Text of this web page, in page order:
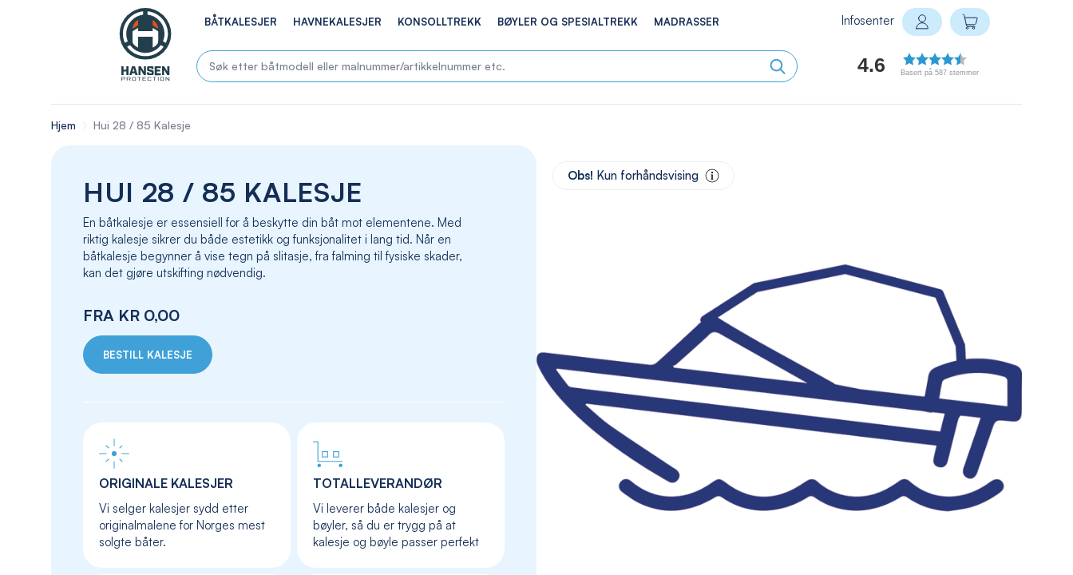
BÅTKALESJER HAVNEKALESJER KONSOLLTREKK BØYLER OG SPESIALTREKK MADRASSER
4.6 Basert på 587 stemmer
Infosenter
Logg inn
Min handlekurv
Hjem Hui 28 / 85 Kalesje
HUI 28 / 85 KALESJE
En båtkalesje er essensiell for å beskytte din båt mot elementene. Med
riktig kalesje sikrer du både estetikk og funksjonalitet i lang tid. Når en
båtkalesje begynner å vise tegn på slitasje, fra falming til fysiske skader,
kan det gjøre utskifting nødvendig.
FRA KR 0,00
BESTILL KALESJE
ORIGINALE KALESJER
Vi selger kalesjer sydd etter
originalmalene for Norges mest
solgte båter.
TOTALLEVERANDØR
Vi leverer både kalesjer og
bøyler, så du er trygg på at
kalesje og bøyle passer perfekt
Obs! Kun forhåndsvising